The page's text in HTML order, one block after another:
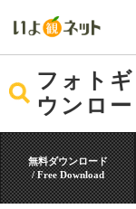
フォト
ウンロー
無料ダウンロード
/ Free Download